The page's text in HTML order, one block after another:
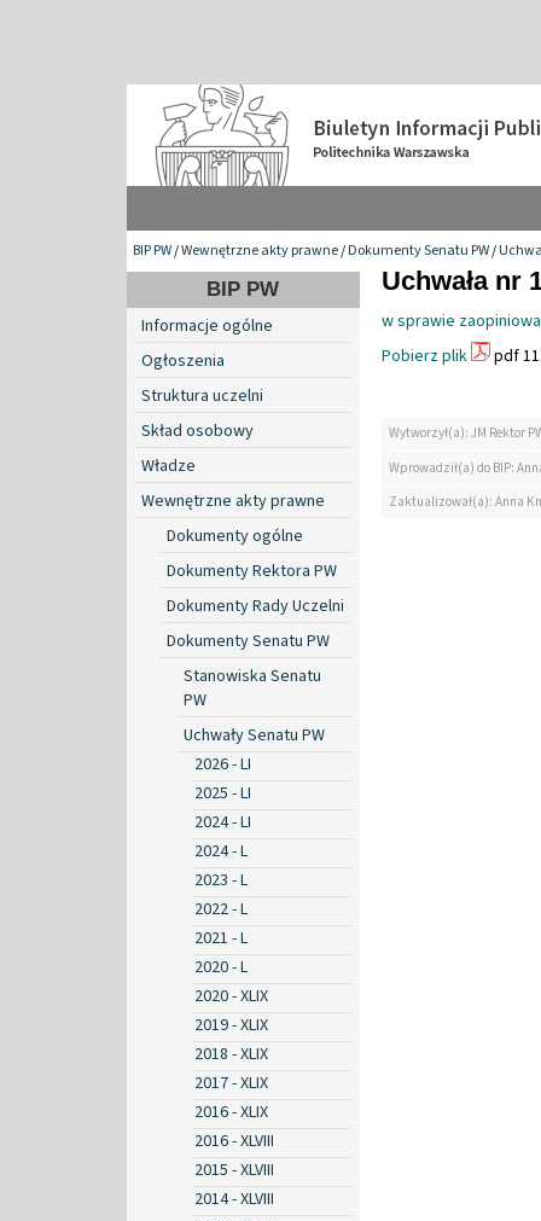
BIP PW/Wewnętrzne akty prawne/Dokumenty Senatu PW/
BIP PW
Informacje ogólne
Ogłoszenia
Struktura uczelni
Skład osobowy
Władze
Wewnętrzne akty prawne
Dokumenty ogólne
Dokumenty Rektora PW
Dokumenty Rady Uczelni
Dokumenty Senatu PW
Stanowiska Senatu
PW
Uchwały Senatu PW
2026 - LI
2025 - LI
2024 - LI
2024 - L
2023 - L
2022 - L
2021 - L
2020 - L
2020 - XLIX
2019 - XLIX
2018 - XLIX
2017 - XLIX
2016 - XLIX
2016 - XLVIII
2015 - XLVIII
2014 - XLVIII
Uchwała nr
w sprawie
Pobierz plik
pdf
Wytworzył(a): JM Rektor
Wprowadził(a) do BIP:
Zaktualizował(a): Anna